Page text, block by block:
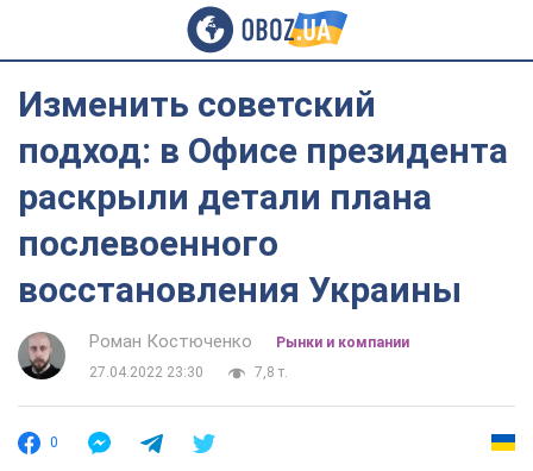
Изменить советский
подход: в Офисе президента
раскрыли детали плана
послевоенного
восстановления Украины
Роман Костюченко
Рынки и компании
27.04.2022 23:30
7,8 т.
0